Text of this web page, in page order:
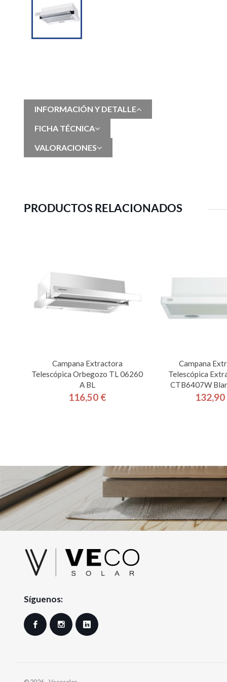
INFORMACIÓN Y DETALLE
FICHA TÉCNICA
VALORACIONES
PRODUCTOS RELACIONADOS
Campana Extractora
Telescópica Orbegozo TL 06260
A BL
Precio
116,50 €
Campana
Telescópica
CTB6407W
132,90
Síguenos:
Facebook Instagram